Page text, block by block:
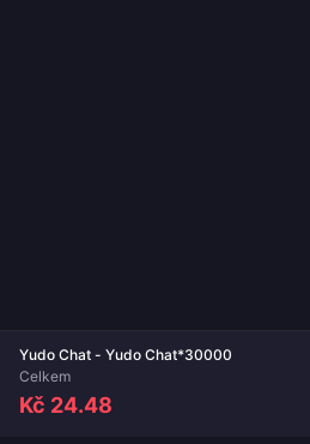
Yudo Chat - Yudo Chat*30000
Celkem
Kč 24.48